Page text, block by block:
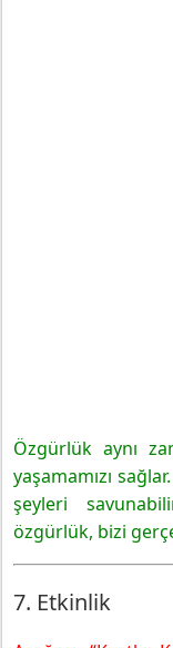
Özgürlük aynı
yaşamamızı
şeyleri
özgürlük, bizi
7. Etkinlik